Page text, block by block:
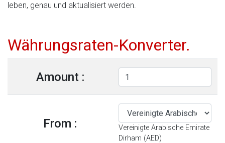
leben, genau und aktualisiert werden.
Währungsraten-Konverter.
Amount :
From :
Vereinigte Arabische Emirate
Dirham (AED)